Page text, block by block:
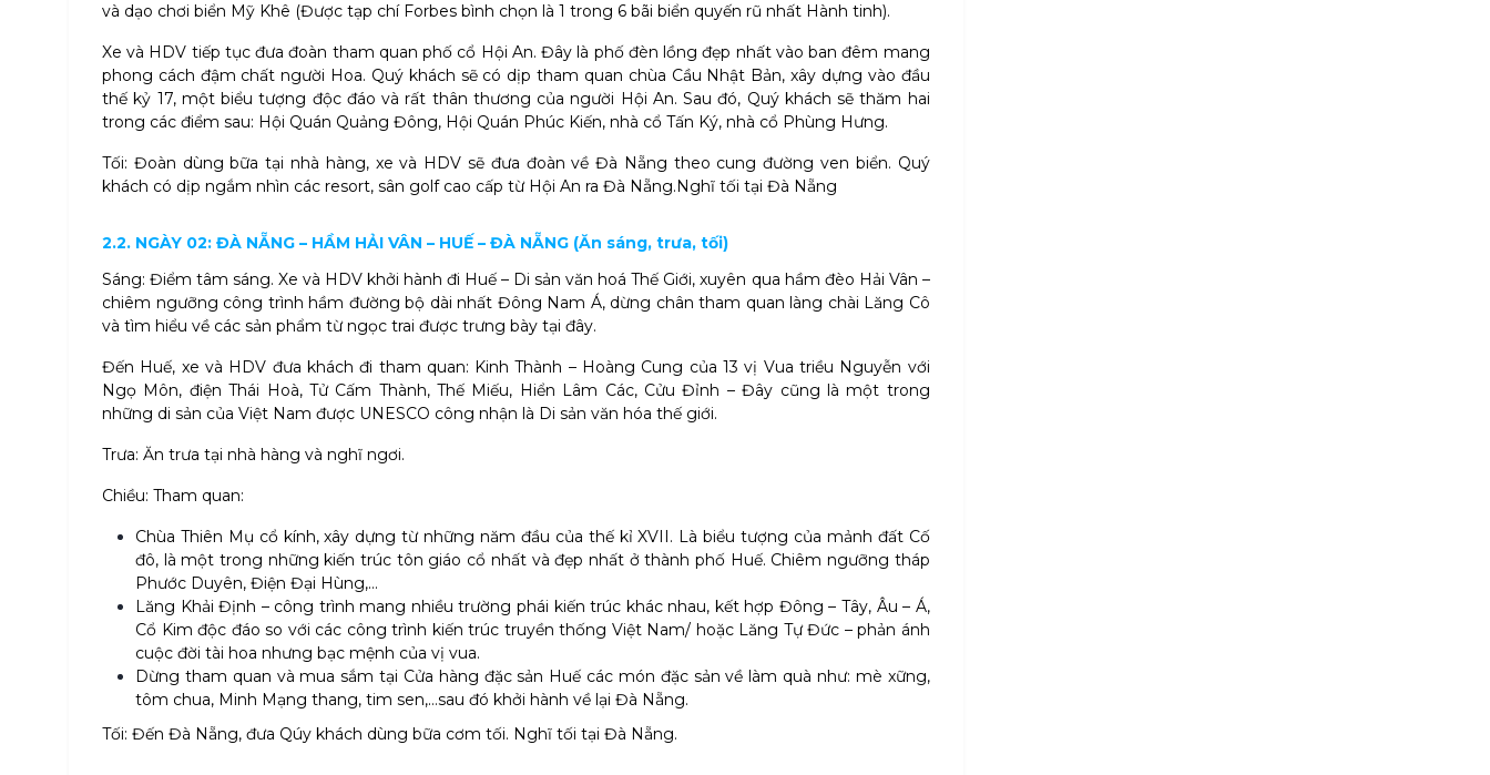
và dạo chơi biển Mỹ Khê (Được tạp chí Forbes bình chọn là 1 trong 6 bãi biển quyến rũ nhất Hành tinh).
Xe và HDV tiếp tục đưa đoàn tham quan phố cổ Hội An. Đây là phố đèn lồng đẹp nhất vào ban đêm mang
phong cách đậm chất người Hoa. Quý khách sẽ có dịp tham quan chùa Cầu Nhật Bản, xây dựng vào đầu
thế kỷ 17, một biểu tượng độc đáo và rất thân thương của người Hội An. Sau đó, Quý khách sẽ thăm hai
trong các điểm sau: Hội Quán Quảng Đông, Hội Quán Phúc Kiến, nhà cổ Tấn Ký, nhà cổ Phùng Hưng.
Tối: Đoàn dùng bữa tại nhà hàng, xe và HDV sẽ đưa đoàn về Đà Nẵng theo cung đường ven biển. Quý
khách có dịp ngắm nhìn các resort, sân golf cao cấp từ Hội An ra Đà Nẵng.Nghĩ tối tại Đà Nẵng
2.2. NGÀY 02: ĐÀ NẴNG – HẦM HẢI VÂN – HUẾ – ĐÀ NẴNG (Ăn sáng, trưa, tối)
Sáng: Điểm tâm sáng. Xe và HDV khởi hành đi Huế – Di sản văn hoá Thế Giới, xuyên qua hầm đèo Hải Vân –
chiêm ngưỡng công trình hầm đường bộ dài nhất Đông Nam Á, dừng chân tham quan làng chài Lăng Cô
và tìm hiểu về các sản phẩm từ ngọc trai được trưng bày tại đây.
Đến Huế, xe và HDV đưa khách đi tham quan: Kinh Thành – Hoàng Cung của 13 vị Vua triều Nguyễn với
Ngọ Môn, điện Thái Hoà, Tử Cấm Thành, Thế Miếu, Hiển Lâm Các, Cửu Đỉnh – Đây cũng là một trong
những di sản của Việt Nam được UNESCO công nhận là Di sản văn hóa thế giới.
Trưa: Ăn trưa tại nhà hàng và nghĩ ngơi.
Chiều: Tham quan:
Chùa Thiên Mụ cổ kính, xây dựng từ những năm đầu của thế kỉ XVII. Là biểu tượng của mảnh đất Cố
đô, là một trong những kiến trúc tôn giáo cổ nhất và đẹp nhất ở thành phố Huế. Chiêm ngưỡng tháp
Phước Duyên, Điện Đại Hùng,…
Lăng Khải Định – công trình mang nhiều trường phái kiến trúc khác nhau, kết hợp Đông – Tây, Âu – Á,
Cổ Kim độc đáo so với các công trình kiến trúc truyền thống Việt Nam/ hoặc Lăng Tự Đức – phản ánh
cuộc đời tài hoa nhưng bạc mệnh của vị vua.
Dừng tham quan và mua sắm tại Cửa hàng đặc sản Huế các món đặc sản về làm quà như: mè xững,
tôm chua, Minh Mạng thang, tim sen,…sau đó khởi hành về lại Đà Nẵng.
Tối: Đến Đà Nẵng, đưa Qúy khách dùng bữa cơm tối. Nghĩ tối tại Đà Nẵng.